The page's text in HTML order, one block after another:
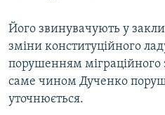
СПЕЦПРОЕКТИ
ВІДЕОУРОКИ «ELIFBE»
ЯК ОБІЙТИ БЛОКУВАННЯ
Русский
Його звинувачують у
зміни конституційного
порушенням міграційного
саме чином Дученко
уточнюється.